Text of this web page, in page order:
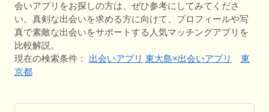
会いアプリをお探しの方は、ぜひ参考にしてみてくださ
い。真剣な出会いを求める方に向けて、プロフィールや写
真で素敵な出会いをサポートする人気マッチングアプリを
比較解説。
現在の検索条件： 出会いアプリ 東大島×出会いアプリ
東
京都